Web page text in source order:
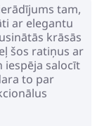
tam,
ar elegantu
krāsās
šos ratiņus ar
iespēja salocīt
to par